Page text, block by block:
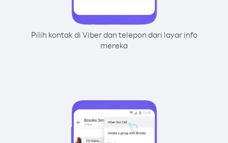
Pilih kontak di Viber dan telepon dari layar info
mereka